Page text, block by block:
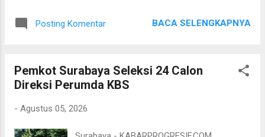
terbaik Kota Pahlawan juga berhasil
dan Bina Marga (DSDABM) mengecek lokasi
menyampaikan instruksi itu kepada Kepala
DSDABM Surabaya Hidayat Syah melalui
laporan dari warga. Ia meminta persoalan
Posting Komentar BACA SELENGKAPNYA
Pemkot Surabaya Seleksi 24 Calon
Direksi Perumda KBS
- Agustus 05, 2026